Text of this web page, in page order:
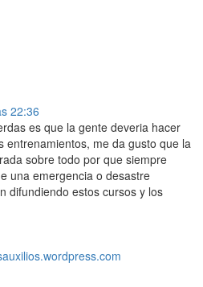
22:36
es que la gente deveria hacer
entrenamientos, me da gusto que la
sobre todo por que siempre
una emergencia o desastre
difundiendo estos cursos y los